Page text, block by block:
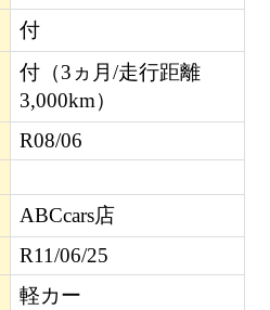
付
付（3ヵ月/走行距離
3,000km）
R08/06
ABCcars店
R11/06/25
軽カー